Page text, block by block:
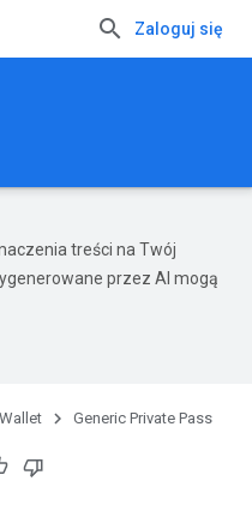
Zaloguj się
treści na Twój
przez AI mogą
Generic Private Pass